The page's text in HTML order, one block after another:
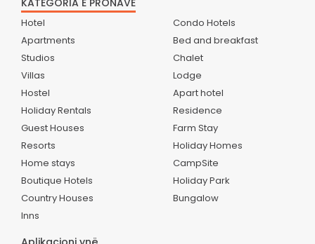
KATEGORIA E PRONAVE
Hotel
Apartments
Studios
Villas
Hostel
Holiday Rentals
Guest Houses
Resorts
Home stays
Boutique Hotels
Country Houses
Inns
Condo Hotels
Bed and breakfast
Chalet
Lodge
Apart hotel
Residence
Farm Stay
Holiday Homes
CampSite
Holiday Park
Bungalow